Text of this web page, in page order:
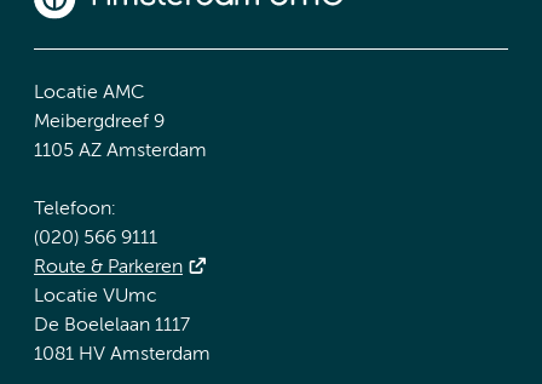
Locatie AMC
Meibergdreef 9
1105 AZ Amsterdam
Telefoon:
(020) 566 9111
Route & Parkeren
Locatie VUmc
De Boelelaan 1117
1081 HV Amsterdam